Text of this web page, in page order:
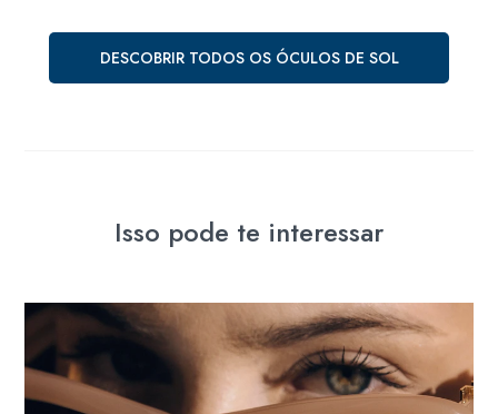
DESCOBRIR TODOS OS ÓCULOS DE SOL
Isso pode te interessar